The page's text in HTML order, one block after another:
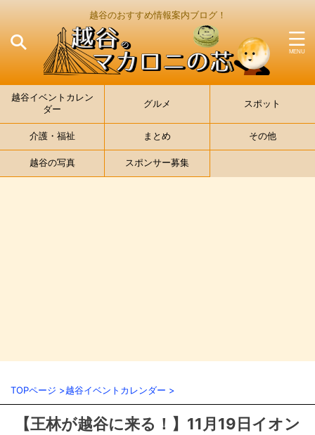
越谷のおすすめ情報案内ブログ！
越谷イベントカレン
ダー
グルメ スポット
介護・福祉 まとめ その他
越谷の写真 スポンサー募集
TOPページ >越谷イベントカレンダー >
【王林が越谷に来る！】11月19日イオン